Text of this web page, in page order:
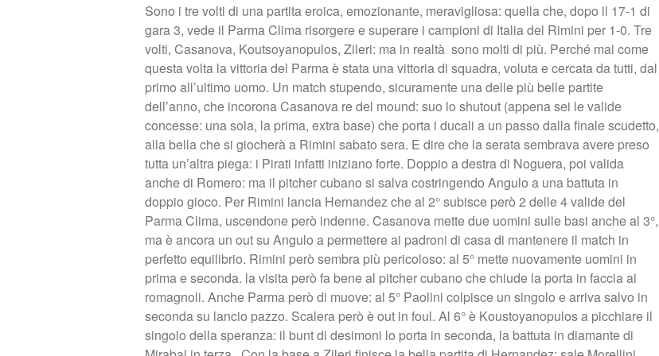
Sono i tre volti di una partita eroica, emozionante, meravigliosa: quella che, dopo il 17-1 di
gara 3, vede il Parma Clima risorgere e superare i campioni di Italia del Rimini per 1-0. Tre
volti, Casanova, Koutsoyanopulos, Zileri: ma in realtà sono molti di più. Perché mai come
questa volta la vittoria del Parma è stata una vittoria di squadra, voluta e cercata da tutti, dal
primo all’ultimo uomo. Un match stupendo, sicuramente una delle più belle partite
dell’anno, che incorona Casanova re del mound: suo lo shutout (appena sei le valide
concesse: una sola, la prima, extra base) che porta i ducali a un passo dalla finale scudetto,
alla bella che si giocherà a Rimini sabato sera. E dire che la serata sembrava avere preso
tutta un’altra piega: i Pirati infatti iniziano forte. Doppio a destra di Noguera, poi valida
anche di Romero: ma il pitcher cubano si salva costringendo Angulo a una battuta in
doppio gioco. Per Rimini lancia Hernandez che al 2° subisce però 2 delle 4 valide del
Parma Clima, uscendone però indenne. Casanova mette due uomini sulle basi anche al 3°,
ma è ancora un out su Angulo a permettere ai padroni di casa di mantenere il match in
perfetto equilibrio. Rimini però sembra più pericoloso: al 5° mette nuovamente uomini in
prima e seconda. la visita però fa bene al pitcher cubano che chiude la porta in faccia ai
romagnoli. Anche Parma però di muove: al 5° Paolini colpisce un singolo e arriva salvo in
seconda su lancio pazzo. Scalera però è out in foul. Al 6° è Koustoyanopulos a picchiare il
singolo della speranza: il bunt di desimoni lo porta in seconda, la battuta in diamante di